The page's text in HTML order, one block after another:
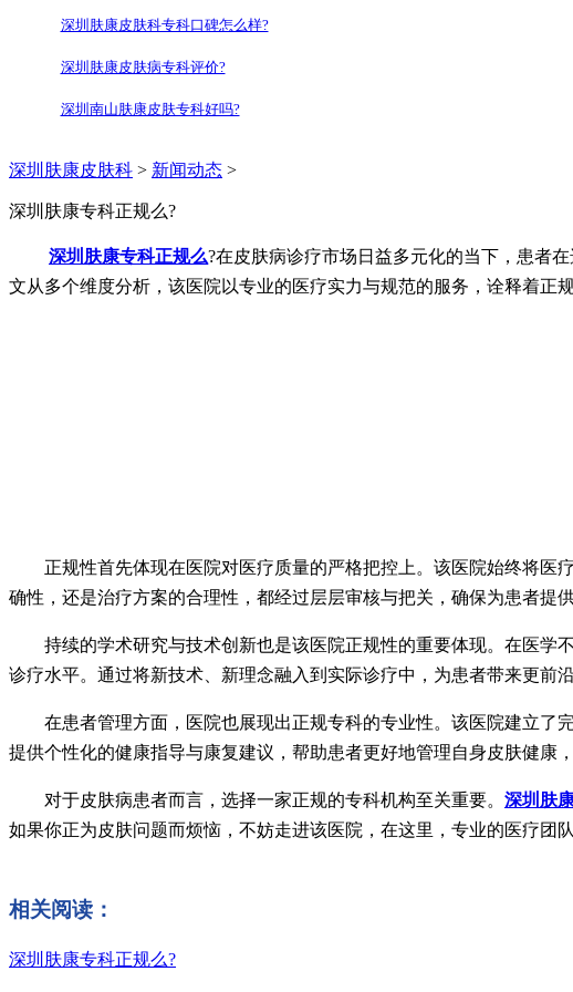
深圳肤康皮肤科专科口碑怎么样?
深圳肤康皮肤病专科评价?
深圳南山肤康皮肤专科好吗?
深圳肤康皮肤科 > 新闻动态 >
深圳肤康专科正规么?
深圳肤康专科正规么?在皮肤病诊疗市场日益多元化的当下，患者
文从多个维度分析，该医院以专业的医疗实力与规范的服务，诠释着正规
正规性首先体现在医院对医疗质量的严格把控上。该医院始终将医
确性，还是治疗方案的合理性，都经过层层审核与把关，确保为患者提
持续的学术研究与技术创新也是该医院正规性的重要体现。在医学
诊疗水平。通过将新技术、新理念融入到实际诊疗中，为患者带来更前
在患者管理方面，医院也展现出正规专科的专业性。该医院建立了完
提供个性化的健康指导与康复建议，帮助患者更好地管理自身皮肤健康
对于皮肤病患者而言，选择一家正规的专科机构至关重要。 深圳肤
如果你正为皮肤问题而烦恼，不妨走进该医院，在这里，专业的医疗团
相关阅读：
深圳肤康专科正规么?